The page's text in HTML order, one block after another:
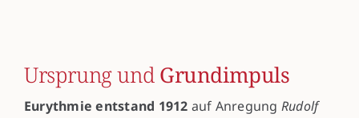
Ursprung undGrundimpuls
Eurythmie entstand 1912 auf Anregung Rudolf